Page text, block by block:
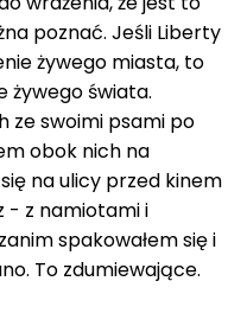
poznać. Jeśli Liberty
żywego miasta, to
żywego świata.
ze swoimi psami po
obok nich na
na ulicy przed kinem
- z namiotami i
spakowałem się i
To zdumiewające.